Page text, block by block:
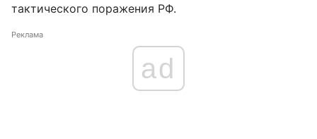
тактического поражения РФ.
Реклама
ad